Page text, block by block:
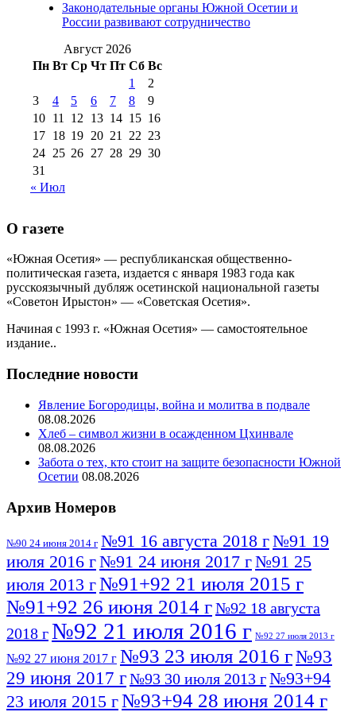
августа 2012 г(14) №98+99 11 июля
2017 г(9)
№99 4 августа
2016 г(12) №99 8 июля 2014 г
августа 2012 г(11)
августа 2013 г
(12)
Законодательные органы Южной Осетии и
России развивают сотрудничество
Август 2026
Пн Вт Ср Чт Пт Сб Вс
1
2
3
4 5 6 7 8
9
10 11 12 13 14 15 16
17 18 19 20 21 22 23
24 25 26 27 28 29 30
31
« Июл
О газете
«Южная Осетия» — республиканская общественно-
политическая газета, издается с января 1983 года как
русскоязычный дубляж осетинской национальной газеты
«Советон Ирыстон» — «Советская Осетия».
Начиная с 1993 г. «Южная Осетия» — самостоятельное
издание..
Последние новости
Явление Богородицы, война и молитва в подвале
08.08.2026
Хлеб – символ жизни в осажденном Цхинвале
08.08.2026
Забота о тех, кто стоит на защите безопасности Южной
Осетии 08.08.2026
Архив Номеров
№90 24 июня 2014 г №91 16 августа 2018 г№91 19
июля 2016 г№91 24 июня 2017 г№91 25
июля 2013 г№91+92 21 июля 2015 г
№91+92 26 июня 2014 г№92 18 августа
2018 г№92 21 июля 2016 г №92 27 июля 2013 г
№92 27 июня 2017 г №93 23 июля 2016 г№93
29 июня 2017 г№93 30 июля 2013 г№93+94
23 июля 2015 г№93+94 28 июня 2014 г